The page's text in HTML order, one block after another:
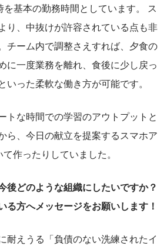
基本の勤務時間としています。 ス
り、中抜けが許容されている点も非
チーム内で調整さえすれば、夕食の
に一度業務を離れ、食後に少し戻っ
いった柔軟な働き方が可能です。
トな時間での学習のアウトプットと
ら、今日の献立を提案するスマホア
作ったりしていました。
どのような組織にしたいですか？
る方へメッセージをお願いします！
耐えうる「負債のない洗練されたイ